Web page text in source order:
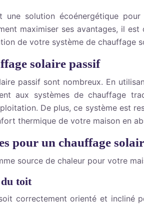
une solution écoénergétique
maximiser ses avantages, il
de votre système de chauffage
solaire passif
passif sont nombreux. En
aux systèmes de chauffage
De plus, ce système est
thermique de votre maison en
pour un chauffage
source de chaleur pour votre
toit
correctement orienté et incliné